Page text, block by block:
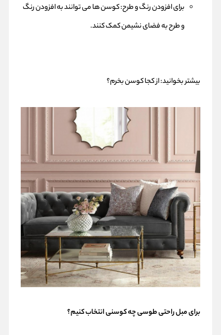
برای افزودن رنگ و طرح: کوسن ها می توانند به افزودن رنگ
و طرح به فضای نشیمن کمک کنند.
بیشتر بخوانید:از کجا کوسن بخرم؟
برای مبل راحتی طوسی چه کوسنی انتخاب کنیم؟